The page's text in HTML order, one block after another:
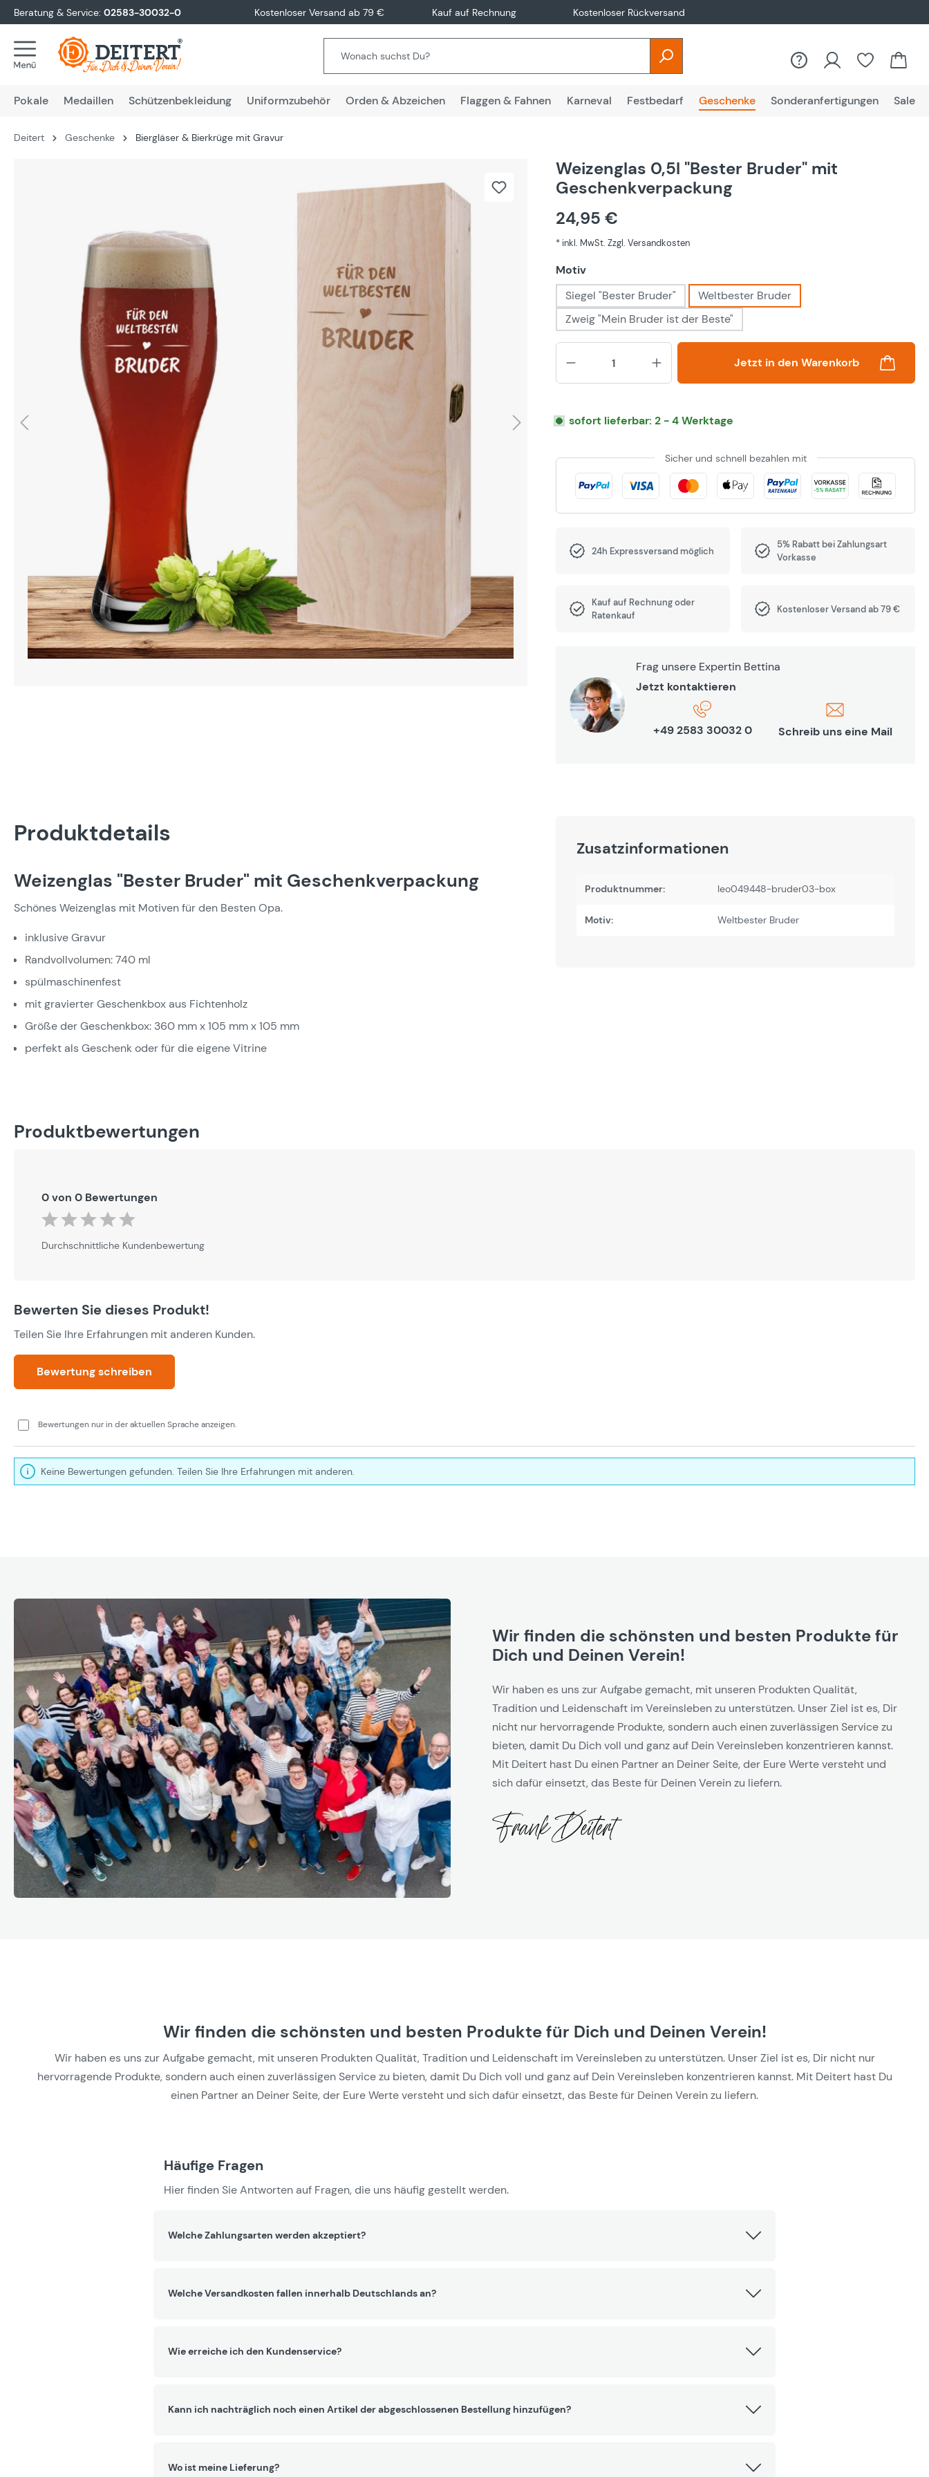
Zur Hauptnavigation springen
Beratung & Service: 02583-30032-0 Kostenloser Versand ab 79 € Kauf auf Rechnung Kostenloser Rückversand
Pokale Medaillen Schützenbekleidung Uniformzubehör Orden & Abzeichen Flaggen & Fahnen Karneval Festbedarf Geschenke Sonderanfertigungen Sale
Deitert Geschenke Biergläser & Bierkrüge mit Gravur
Weizenglas 0,5l "Bester Bruder" mit
Geschenkverpackung
24,95 €
* inkl. MwSt. Zzgl. Versandkosten
Motivauswählen
Siegel "Bester Bruder"
Weltbester Bruder
Zweig "Mein Bruder ist der Beste"
Produkt Anzahl: Gib den
Jetzt in den Warenkorb
sofort lieferbar: 2 - 4 Werktage
Sicher und schnell bezahlen mit
24h Expressversand möglich
5% Rabatt bei Zahlungsart
Vorkasse
Kauf auf Rechnung oder
Ratenkauf
Kostenloser Versand ab 79 €
Frag unsere Expertin Bettina
Jetzt kontaktieren
+49 2583 30032 0 Schreib uns eine Mail
Produktdetails
Weizenglas "Bester Bruder" mit Geschenkverpackung
Schönes Weizenglas mit Motiven für den Besten Opa.
inklusive Gravur
Randvollvolumen: 740 ml
spülmaschinenfest
mit gravierter Geschenkbox aus Fichtenholz
Größe der Geschenkbox: 360 mm x 105 mm x 105 mm
perfekt als Geschenk oder für die eigene Vitrine
Zusatzinformationen
Produktnummer: leo049448-bruder03-box
Motiv: Weltbester Bruder
Produktbewertungen
0 von 0 Bewertungen
Durchschnittliche Bewertung von 0 von 5 Sternen
Durchschnittliche Kundenbewertung
Bewerten Sie dieses Produkt!
Teilen Sie Ihre Erfahrungen mit anderen Kunden.
Bewertung schreiben
Bewertungen nur in der aktuellen Sprache anzeigen.
Keine Bewertungen gefunden. Teilen Sie Ihre Erfahrungen mit anderen.
Wir finden die schönsten und besten Produkte für
Dich und Deinen Verein!
Wir haben es uns zur Aufgabe gemacht, mit unseren Produkten Qualität,
Tradition und Leidenschaft im Vereinsleben zu unterstützen. Unser Ziel ist es, Dir
nicht nur hervorragende Produkte, sondern auch einen zuverlässigen Service zu
bieten, damit Du Dich voll und ganz auf Dein Vereinsleben konzentrieren kannst.
Mit Deitert hast Du einen Partner an Deiner Seite, der Eure Werte versteht und
sich dafür einsetzt, das Beste für Deinen Verein zu liefern.
Wir finden die schönsten und besten Produkte für Dich und Deinen Verein!
Wir haben es uns zur Aufgabe gemacht, mit unseren Produkten Qualität, Tradition und Leidenschaft im Vereinsleben zu unterstützen. Unser Ziel ist es, Dir nicht nur
hervorragende Produkte, sondern auch einen zuverlässigen Service zu bieten, damit Du Dich voll und ganz auf Dein Vereinsleben konzentrieren kannst. Mit Deitert hast Du
einen Partner an Deiner Seite, der Eure Werte versteht und sich dafür einsetzt, das Beste für Deinen Verein zu liefern.
Häufige Fragen
Hier finden Sie Antworten auf Fragen, die uns häufig gestellt werden.
Welche Zahlungsarten werden akzeptiert?
Welche Versandkosten fallen innerhalb Deutschlands an?
Wie erreiche ich den Kundenservice?
Kann ich nachträglich noch einen Artikel der abgeschlossenen Bestellung hinzufügen?
Wo ist meine Lieferung?